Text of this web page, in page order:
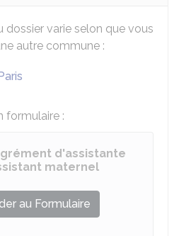
dossier varie selon que vous
autre commune :
formulaire :
d'assistante
maternel
au Formulaire